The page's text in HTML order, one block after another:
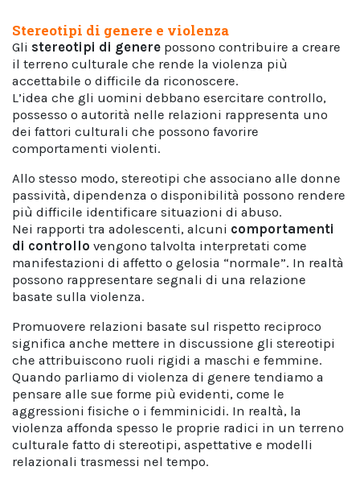
Stereotipi di genere e violenza
Gli stereotipi di genere possono contribuire a creare
il terreno culturale che rende la violenza più
accettabile o difficile da riconoscere.
L’idea che gli uomini debbano esercitare controllo,
possesso o autorità nelle relazioni rappresenta uno
dei fattori culturali che possono favorire
comportamenti violenti.
Allo stesso modo, stereotipi che associano alle donne
passività, dipendenza o disponibilità possono rendere
più difficile identificare situazioni di abuso.
Nei rapporti tra adolescenti, alcuni comportamenti
di controllo vengono talvolta interpretati come
manifestazioni di affetto o gelosia “normale”. In realtà
possono rappresentare segnali di una relazione
basate sulla violenza.
Promuovere relazioni basate sul rispetto reciproco
significa anche mettere in discussione gli stereotipi
che attribuiscono ruoli rigidi a maschi e femmine.
Quando parliamo di violenza di genere tendiamo a
pensare alle sue forme più evidenti, come le
aggressioni fisiche o i femminicidi. In realtà, la
violenza affonda spesso le proprie radici in un terreno
culturale fatto di stereotipi, aspettative e modelli
relazionali trasmessi nel tempo.